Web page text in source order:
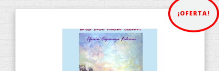
¡OFERTA!